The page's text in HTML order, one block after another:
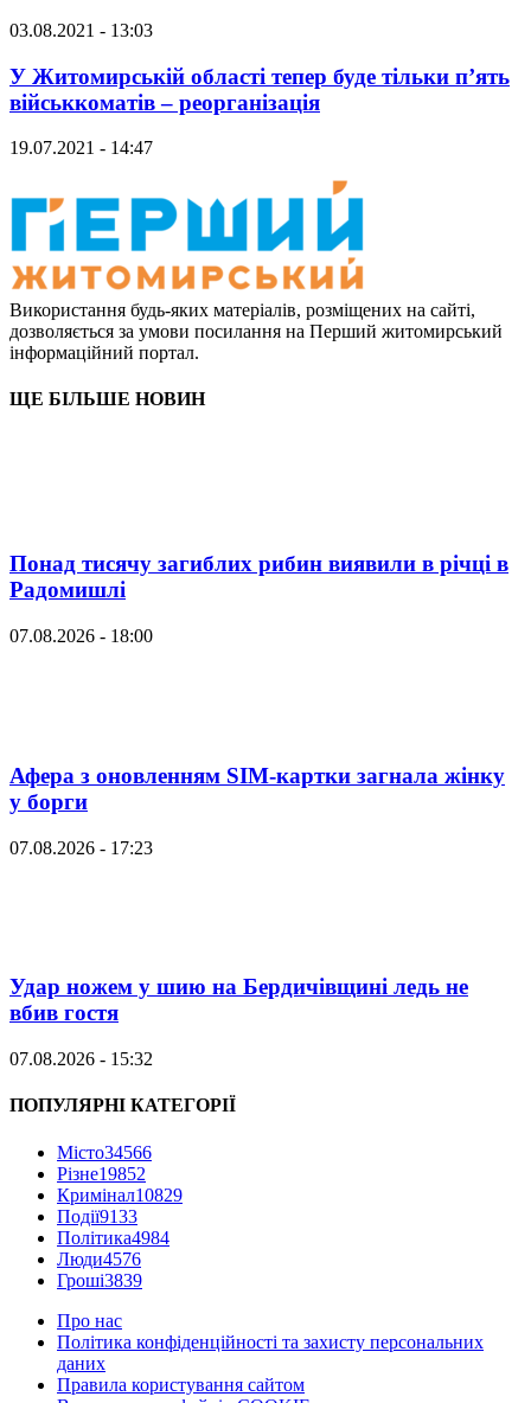
03.08.2021 - 13:03
У Житомирській області тепер буде тільки п’ять
військкоматів – реорганізація
19.07.2021 - 14:47
Використання будь-яких матеріалів, розміщених на сайті,
дозволяється за умови посилання на Перший житомирський
інформаційний портал.
ЩЕ БІЛЬШЕ НОВИН
Понад тисячу загиблих рибин виявили в річці в
Радомишлі
07.08.2026 - 18:00
Афера з оновленням SIM-картки загнала жінку
у борги
07.08.2026 - 17:23
Удар ножем у шию на Бердичівщині ледь не
вбив гостя
07.08.2026 - 15:32
ПОПУЛЯРНІ КАТЕГОРІЇ
Місто34566
Різне19852
Кримінал10829
Події9133
Політика4984
Люди4576
Гроші3839
Про нас
Політика конфіденційності та захисту персональних
даних
Правила користування сайтом